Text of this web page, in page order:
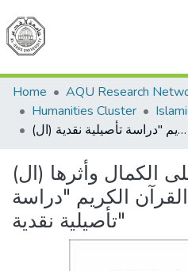
Communities
All of
Home
Humanities Cluster
(ال) التعريف الدالة على الكمال وأثرها في تفسير القرآن الكريم "دراسة تأصيلية نقدية"
(ال) التعريف الدالة على الكمال وأثرها
الكريم "دراسة
تأصيلية نقدية"